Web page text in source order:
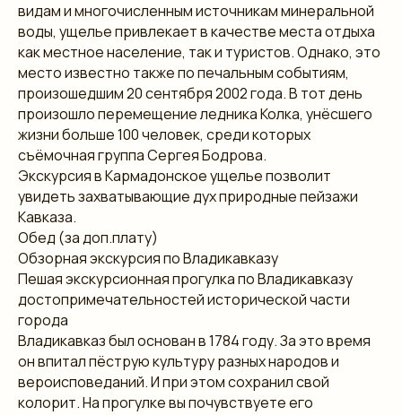
видам и многочисленным источникам минеральной
воды, ущелье привлекает в качестве места отдыха
как местное население, так и туристов. Однако, это
место известно также по печальным событиям,
произошедшим 20 сентября 2002 года. В тот день
произошло перемещение ледника Колка, унёсшего
жизни больше 100 человек, среди которых
съёмочная группа Сергея Бодрова.
Экскурсия в Кармадонское ущелье позволит
увидеть захватывающие дух природные пейзажи
Кавказа.
Обед (за доп.плату)
Обзорная экскурсия по Владикавказу
Пешая экскурсионная прогулка по Владикавказу
достопримечательностей исторической части
города
Владикавказ был основан в 1784 году. За это время
он впитал пёструю культуру разных народов и
вероисповеданий. И при этом сохранил свой
колорит. На прогулке вы почувствуете его